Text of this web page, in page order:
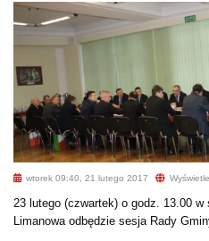
wtorek 09:40, 21 lutego 2017
23 lutego (czwartek) o godz. 13.00
Limanowa odbędzie sesja Rady